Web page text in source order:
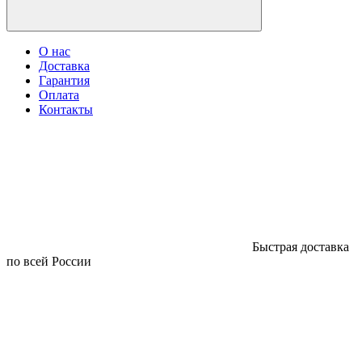
О нас
Доставка
Гарантия
Оплата
Контакты
Быстрая доставка
по всей России